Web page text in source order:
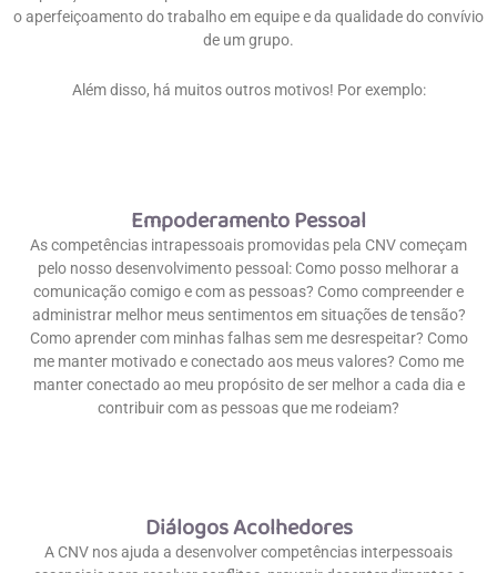
o aperfeiçoamento do trabalho em equipe e da qualidade do convívio
de um grupo.
Além disso, há muitos outros motivos! Por exemplo:
Empoderamento Pessoal
As competências intrapessoais promovidas pela CNV começam
pelo nosso desenvolvimento pessoal: Como posso melhorar a
comunicação comigo e com as pessoas? Como compreender e
administrar melhor meus sentimentos em situações de tensão?
Como aprender com minhas falhas sem me desrespeitar? Como
me manter motivado e conectado aos meus valores? Como me
manter conectado ao meu propósito de ser melhor a cada dia e
contribuir com as pessoas que me rodeiam?
Diálogos Acolhedores
A CNV nos ajuda a desenvolver competências interpessoais